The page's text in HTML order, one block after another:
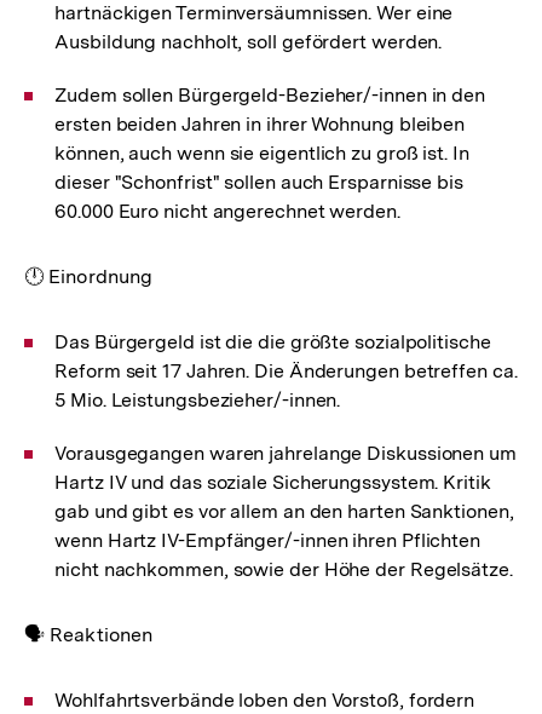
hartnäckigen Terminversäumnissen. Wer eine
Ausbildung nachholt, soll gefördert werden.
Zudem sollen Bürgergeld-Bezieher/-innen in den
ersten beiden Jahren in ihrer Wohnung bleiben
können, auch wenn sie eigentlich zu groß ist. In
dieser "Schonfrist" sollen auch Ersparnisse bis
60.000 Euro nicht angerechnet werden.
🕛 Einordnung
Das Bürgergeld ist die die größte sozialpolitische
Reform seit 17 Jahren. Die Änderungen betreffen ca.
5 Mio. Leistungsbezieher/-innen.
Vorausgegangen waren jahrelange Diskussionen um
Hartz IV und das soziale Sicherungssystem. Kritik
gab und gibt es vor allem an den harten Sanktionen,
wenn Hartz IV-Empfänger/-innen ihren Pflichten
nicht nachkommen, sowie der Höhe der Regelsätze.
🗣️ Reaktionen
Wohlfahrtsverbände loben den Vorstoß, fordern